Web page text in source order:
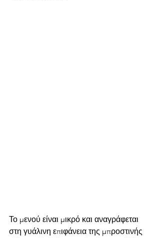
Το μενού είναι μικρό και αναγράφεται
στη γυάλινη επιφάνεια της μπροστινής